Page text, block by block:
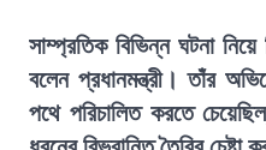
সাম্প্রতিক বিভিন্ন ঘটনা
বলেন প্রধানমন্ত্রী। তাঁর
পথে পরিচালিত করতে